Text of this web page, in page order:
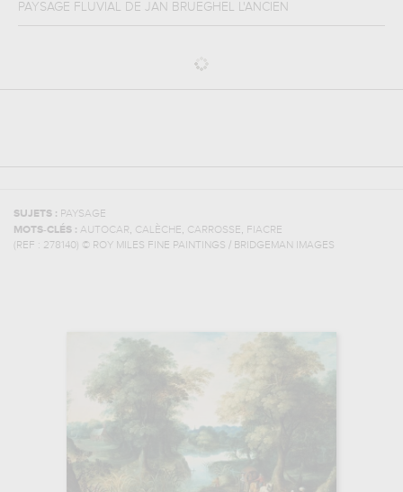
PAYSAGE FLUVIAL DE JAN BRUEGHEL L'ANCIEN
SUJETS : PAYSAGE
MOTS-CLÉS : AUTOCAR, CALÈCHE, CARROSSE, FIACRE
(REF : 278140) © ROY MILES FINE PAINTINGS / BRIDGEMAN IMAGES